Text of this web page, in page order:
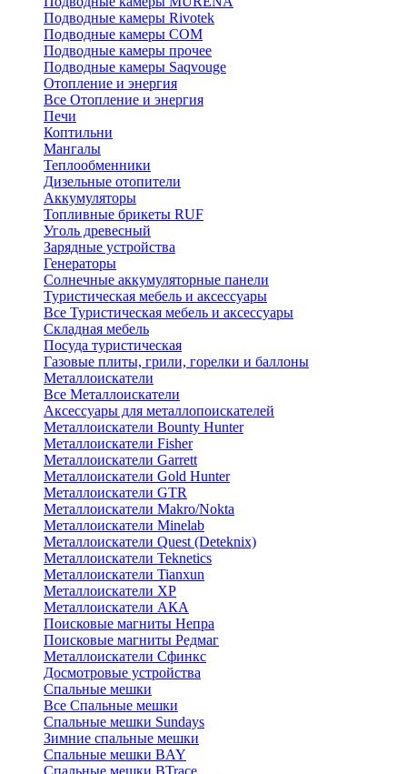
Подводные камеры Rivotek
Подводные камеры СОМ
Подводные камеры прочее
Подводные камеры Saqvouge
Отопление и энергия
Все Отопление и энергия
Печи
Коптильни
Мангалы
Теплообменники
Дизельные отопители
Аккумуляторы
Топливные брикеты RUF
Уголь древесный
Зарядные устройства
Генераторы
Солнечные аккумуляторные панели
Туристическая мебель и аксессуары
Все Туристическая мебель и аксессуары
Складная мебель
Посуда туристическая
Газовые плиты, грили, горелки и баллоны
Металлоискатели
Все Металлоискатели
Аксессуары для металлопоискателей
Металлоискатели Bounty Hunter
Металлоискатели Fisher
Металлоискатели Garrett
Металлоискатели Gold Hunter
Металлоискатели GTR
Металлоискатели Makro/Nokta
Металлоискатели Minelab
Металлоискатели Quest (Deteknix)
Металлоискатели Teknetics
Металлоискатели Tianxun
Металлоискатели XP
Металлоискатели АКА
Поисковые магниты Непра
Поисковые магниты Редмаг
Металлоискатели Сфинкс
Досмотровые устройства
Спальные мешки
Все Спальные мешки
Спальные мешки Sundays
Зимние спальные мешки
Спальные мешки BAY
Спальные мешки BTrace